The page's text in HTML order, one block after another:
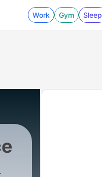
Work Gym Sleep